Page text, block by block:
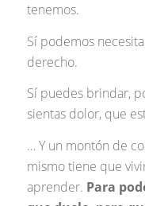
tenemos.
Sí podemos
derecho.
Sí puedes brindar,
sientas dolor, que
… Y un montón de
mismo tiene que
aprender. Para